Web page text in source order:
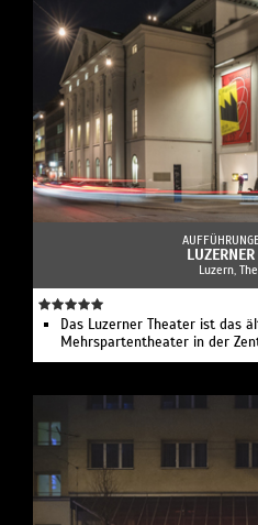
Luzern,
Das Luzerner Theater ist das
Mehrspartentheater in der